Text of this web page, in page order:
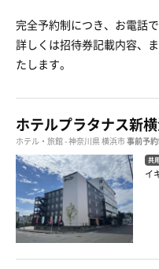
完全予約制につき、お電話
詳しくは招待券記載内容、
たします。
ホテルプラタナス新
ホテル・旅館 - 神奈川県 横浜市事前予
共用
イ